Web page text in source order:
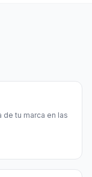
tu marca en las